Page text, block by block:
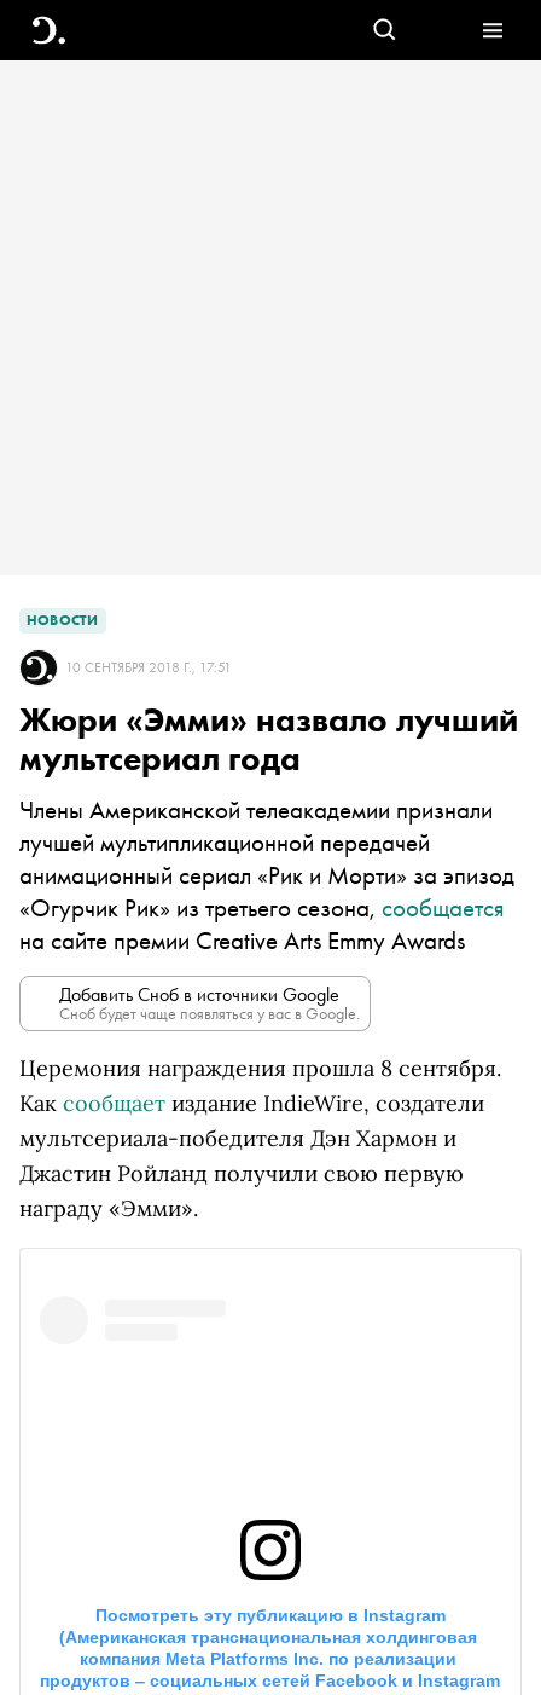
НОВОСТИ
10 СЕНТЯБРЯ 2018 Г., 17:51
Жюри «Эмми» назвало лучший
мультсериал года
Члены Американской телеакадемии признали
лучшей мультипликационной передачей
анимационный сериал «Рик и Морти» за эпизод
«Огурчик Рик» из третьего сезона, сообщается
на сайте премии Creative Arts Emmy Awards
Добавить Сноб в источники Google
Сноб будет чаще появляться у вас в Google.
Церемония награждения прошла 8 сентября.
Как сообщает издание IndieWire, создатели
мультсериала-победителя Дэн Хармон и
Джастин Ройланд получили свою первую
награду «Эмми».
Посмотреть эту публикацию в Instagram
(Американская транснациональная холдинговая
компания Meta Platforms Inc. по реализации
продуктов ‒ социальных сетей Facebook и Instagram